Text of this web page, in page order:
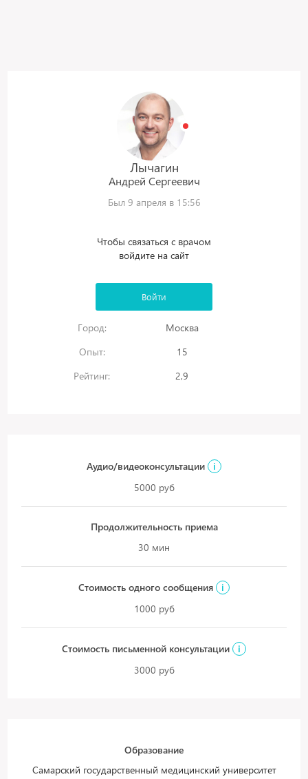
Лычагин
Андрей Сергеевич
Был 9 апреля в 15:56
Чтобы связаться с врачом
войдите на сайт
Войти
Город:
Москва
Опыт:
15
Рейтинг:
2,9
Аудио/видеоконсультации
i
5000 руб
Продолжительность приема
30 мин
Стоимость одного сообщения
i
1000 руб
Стоимость письменной консультации
i
3000 руб
Образование
Самарский государственный медицинский университет